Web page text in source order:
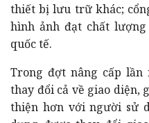
thiết bị lưu trữ khác;
hình ảnh đạt chất
quốc tế.
Trong đợt nâng cấp lần
thay đổi cả về giao diện,
thiện hơn với người sử